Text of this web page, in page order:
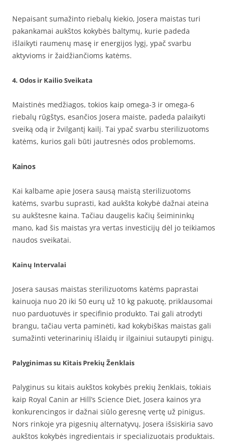
Nepaisant sumažinto riebalų kiekio, Josera maistas turi
pakankamai aukštos kokybės baltymų, kurie padeda
išlaikyti raumenų masę ir energijos lygį, ypač svarbu
aktyvioms ir žaidžiančioms katėms.
4. Odos ir Kailio Sveikata
Maistinės medžiagos, tokios kaip omega-3 ir omega-6
riebalų rūgštys, esančios Josera maiste, padeda palaikyti
sveiką odą ir žvilgantį kailį. Tai ypač svarbu sterilizuotoms
katėms, kurios gali būti jautresnės odos problemoms.
Kainos
Kai kalbame apie Josera sausą maistą sterilizuotoms
katėms, svarbu suprasti, kad aukšta kokybė dažnai ateina
su aukštesne kaina. Tačiau daugelis kačių šeimininkų
mano, kad šis maistas yra vertas investicijų dėl jo teikiamos
naudos sveikatai.
Kainų Intervalai
Josera sausas maistas sterilizuotoms katėms paprastai
kainuoja nuo 20 iki 50 eurų už 10 kg pakuotę, priklausomai
nuo parduotuvės ir specifinio produkto. Tai gali atrodyti
brangu, tačiau verta paminėti, kad kokybiškas maistas gali
sumažinti veterinarinių išlaidų ir ilgainiui sutaupyti pinigų.
Palyginimas su Kitais Prekių Ženklais
Palyginus su kitais aukštos kokybės prekių ženklais, tokiais
kaip Royal Canin ar Hill’s Science Diet, Josera kainos yra
konkurencingos ir dažnai siūlo geresnę vertę už pinigus.
Nors rinkoje yra pigesnių alternatyvų, Josera išsiskiria savo
aukštos kokybės ingredientais ir specializuotais produktais.